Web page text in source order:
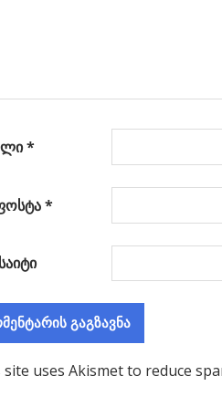
*
*
site uses Akismet to reduce